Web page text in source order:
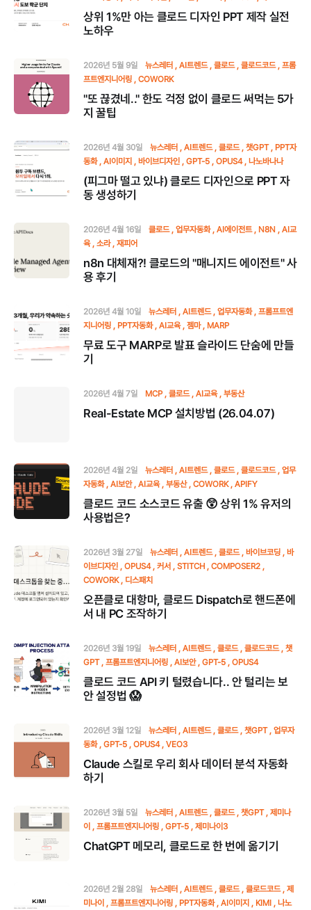
상위 1%만 아는 클로드 디자인 PPT 제작 실전
노하우
2026년 5월 9일 뉴스레터 AI트렌드 클로드 클로드코드
프롬
프트엔지니어링
COWORK
"또 끊겼네.." 한도 걱정 없이 클로드 써먹는 5가
지 꿀팁
2026년 4월 30일 뉴스레터 AI트렌드 클로드 챗GPT
PPT자
동화
AI이미지 바이브디자인 GPT-5 OPUS4 나노바나나
(피그마 떨고 있냐) 클로드 디자인으로 PPT 자
동 생성하기
2026년 4월 16일 클로드 업무자동화 AI에이전트 N8N
AI교
육
소라 재피어
n8n 대체재?! 클로드의 "매니지드 에이전트" 사
용 후기
2026년 4월 10일 뉴스레터 AI트렌드 업무자동화
프롬프트엔
지니어링
PPT자동화 AI교육 젬마 MARP
무료 도구 MARP로 발표 슬라이드 단숨에 만들
기
2026년 4월 7일 MCP 클로드 AI교육 부동산
Real-Estate MCP 설치방법 (26.04.07)
2026년 4월 2일 뉴스레터 AI트렌드 클로드 클로드코드
업무
자동화
AI보안 AI교육 부동산 COWORK APIFY
클로드 코드 소스코드 유출 😲 상위 1% 유저의
사용법은?
2026년 3월 27일 뉴스레터 AI트렌드 클로드 바이브코딩
바
이브디자인
OPUS4 커서 STITCH
COMPOSER2
COWORK
디스패치
오픈클로 대항마, 클로드 Dispatch로 핸드폰에
서 내 PC 조작하기
2026년 3월 19일 뉴스레터 AI트렌드 클로드 클로드코드
챗
GPT
프롬프트엔지니어링 AI보안 GPT-5 OPUS4
클로드 코드 API 키 털렸습니다.. 안 털리는 보
안 설정법 😱
2026년 3월 12일 뉴스레터 AI트렌드 클로드 챗GPT
업무자
동화
GPT-5 OPUS4 VEO3
Claude 스킬로 우리 회사 데이터 분석 자동화
하기
2026년 3월 5일 뉴스레터 AI트렌드 클로드 챗GPT
제미나
이
프롬프트엔지니어링 GPT-5 제미나이3
ChatGPT 메모리, 클로드로 한 번에 옮기기
2026년 2월 28일 뉴스레터 AI트렌드 클로드 클로드코드
제
미나이
프롬프트엔지니어링 PPT자동화 AI이미지 KIMI
나노